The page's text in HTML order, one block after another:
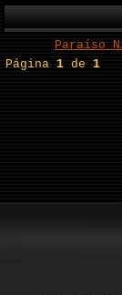
Paraíso
Página1 de1